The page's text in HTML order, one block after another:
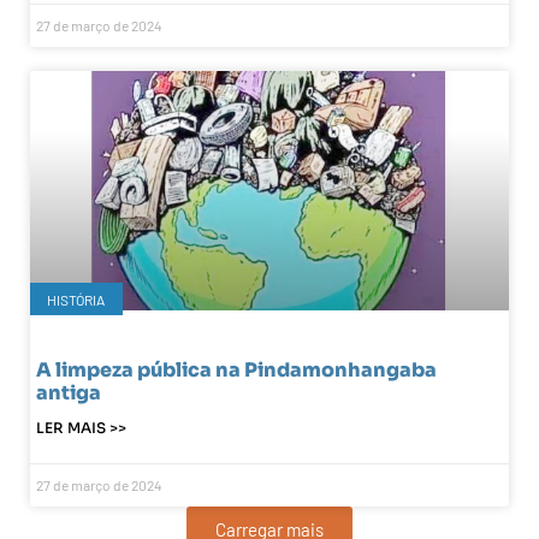
27 de março de 2024
HISTÓRIA
A limpeza pública na Pindamonhangaba
antiga
LER MAIS >>
27 de março de 2024
Carregar mais